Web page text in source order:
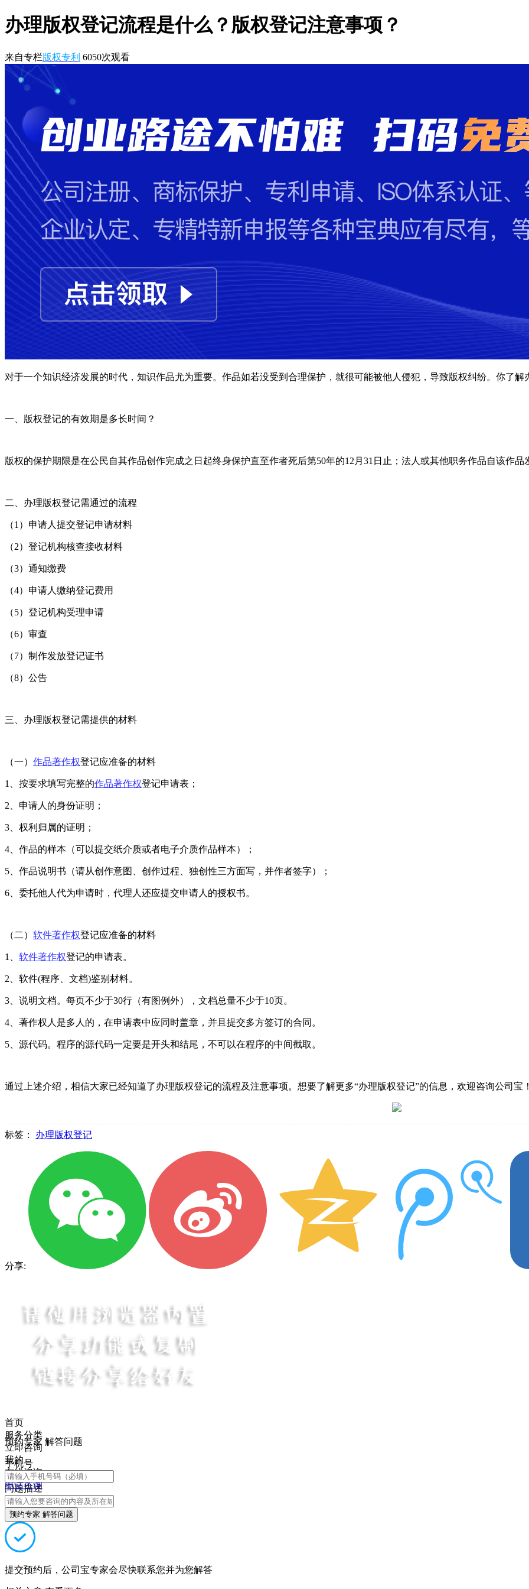
办理版权登记流程是什么？版权登记注意事项？
来自专栏版权专利 6050次观看
对于一个知识经济发展的时代，知识作品尤为重要。作品如若没受到合理保护，就很可能被他人侵犯，导致版权纠纷。你了
一、版权登记的有效期是多长时间？
版权的保护期限是在公民自其作品创作完成之日起终身保护直至作者死后第50年的12月31日止；法人或其他职务作品自该作
二、办理版权登记需通过的流程
（1）申请人提交登记申请材料
（2）登记机构核查接收材料
（3）通知缴费
（4）申请人缴纳登记费用
（5）登记机构受理申请
（6）审查
（7）制作发放登记证书
（8）公告
三、办理版权登记需提供的材料
（一） 作品著作权登记应准备的材料
1、按要求填写完整的作品著作权登记申请表；
2、申请人的身份证明；
3、权利归属的证明；
4、作品的样本（可以提交纸介质或者电子介质作品样本）；
5、作品说明书（请从创作意图、创作过程、独创性三方面写，并作者签字）；
6、委托他人代为申请时，代理人还应提交申请人的授权书。
（二） 软件著作权登记应准备的材料
1、 软件著作权登记的申请表。
2、软件(程序、文档)鉴别材料。
3、说明文档。每页不少于30行（有图例外），文档总量不少于10页。
4、著作权人是多人的，在申请表中应同时盖章，并且提交多方签订的合同。
5、源代码。程序的源代码一定要是开头和结尾，不可以在程序的中间截取。
通过上述介绍，相信大家已经知道了办理版权登记的流程及注意事项。想要了解更多“办理版权登记”的信息，欢迎咨询公司宝
标签： 办理版权登记
分享:
首页
服务分类
立即咨询
我的
在线咨询
电话咨询
预约专家 解答问题
手机号
问题描述
预约专家 解答问题
提交预约后，公司宝专家会尽快联系您并为您解答